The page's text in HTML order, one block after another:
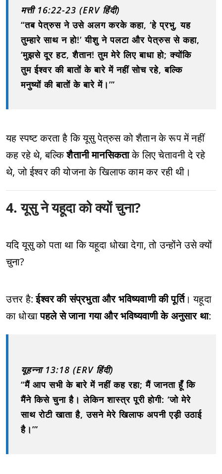
मत्ती 16:22-23 (ERV हिंदी)
“तब पेत्रुस ने उसे अलग करके कहा, ‘हे प्रभु, यह
तुम्हारे साथ न हो!’ यीशु ने पलटा और पेत्रुस से कहा,
‘मुझसे दूर हट, शैतान! तुम मेरे लिए बाधा हो; क्योंकि
तुम ईश्वर की बातों के बारे में नहीं सोच रहे, बल्कि
मनुष्यों की बातों के बारे में।’”
यह स्पष्ट करता है कि यूसु पेत्रुस को शैतान के रूप में नहीं
कह रहे थे, बल्किशैतानी मानसिकताके लिए चेतावनी दे रहे
थे, जो ईश्वर की योजना के खिलाफ काम कर रही थी।
4. यूसु ने यहूदा को क्यों चुना?
यदि यूसु को पता था कि यहूदा धोखा देगा, तो उन्होंने उसे क्यों
चुना?
उत्तर है:ईश्वर की संप्रभुता और भविष्यवाणी की पूर्ति। यहूदा
का धोखापहले से जाना गया और भविष्यवाणी के अनुसार था:
यूहन्ना 13:18 (ERV हिंदी)
“मैं आप सभी के बारे में नहीं कह रहा; मैं जानता हूँ कि
मैंने किसे चुना है। लेकिन शास्त्र पूरी होगी: ‘जो मेरे
साथ रोटी खाता है, उसने मेरे खिलाफ अपनी एड़ी उठाई
है।’”